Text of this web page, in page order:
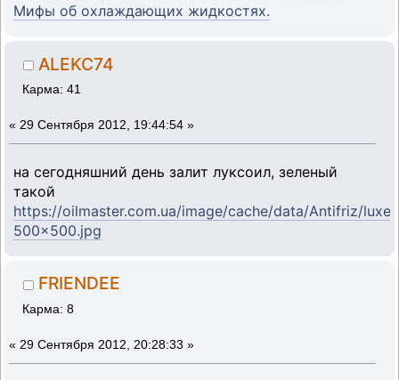
Мифы об охлаждающих жидкостях.
ALEKC74
Карма: 41
« 29 Сентября 2012, 19:44:54 »
на сегодняшний день залит луксоил, зеленый
такой
https://oilmaster.com.ua/image/cache/data/Antifriz/
500x500.jpg
FRIENDEE
Карма: 8
« 29 Сентября 2012, 20:28:33 »